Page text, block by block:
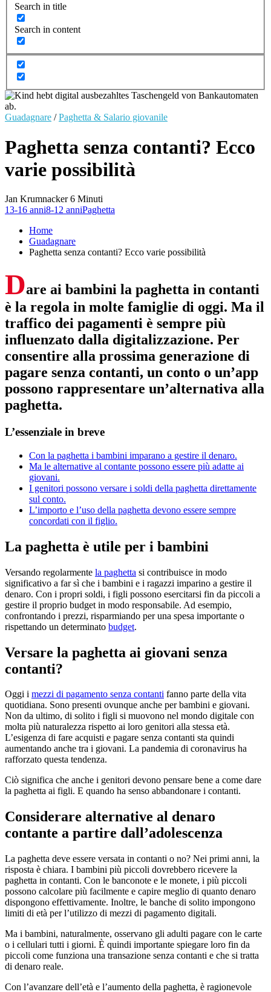
Search in title
Search in content
Guadagnare /Paghetta & Salario giovanile
Paghetta senza contanti? Ecco
varie possibilità
Jan Krumnacker6 Minuti
13-16 anni8-12 anniPaghetta
Home
Guadagnare
Paghetta senza contanti? Ecco varie possibilità
Dare ai bambini la paghetta in contanti
è la regola in molte famiglie di oggi. Ma il
traffico dei pagamenti è sempre più
influenzato dalla digitalizzazione. Per
consentire alla prossima generazione di
pagare senza contanti, un conto o un’app
possono rappresentare un’alternativa alla
paghetta.
L’essenziale in breve
Con la paghetta i bambini imparano a gestire il denaro.
Ma le alternative al contante possono essere più adatte ai
giovani.
I genitori possono versare i soldi della paghetta direttamente
sul conto.
L’importo e l’uso della paghetta devono essere sempre
concordati con il figlio.
La paghetta è utile per i bambini
Versando regolarmente la paghetta si contribuisce in modo
significativo a far sì che i bambini e i ragazzi imparino a gestire il
denaro. Con i propri soldi, i figli possono esercitarsi fin da piccoli a
gestire il proprio budget in modo responsabile. Ad esempio,
confrontando i prezzi, risparmiando per una spesa importante o
rispettando un determinato budget.
Versare la paghetta ai giovani senza
contanti?
Oggi i mezzi di pagamento senza contanti fanno parte della vita
quotidiana. Sono presenti ovunque anche per bambini e giovani.
Non da ultimo, di solito i figli si muovono nel mondo digitale con
molta più naturalezza rispetto ai loro genitori alla stessa età.
L’esigenza di fare acquisti e pagare senza contanti sta quindi
aumentando anche tra i giovani. La pandemia di coronavirus ha
rafforzato questa tendenza.
Ciò significa che anche i genitori devono pensare bene a come dare
la paghetta ai figli. E quando ha senso abbandonare i contanti.
Considerare alternative al denaro
contante a partire dall’adolescenza
La paghetta deve essere versata in contanti o no? Nei primi anni, la
risposta è chiara. I bambini più piccoli dovrebbero ricevere la
paghetta in contanti. Con le banconote e le monete, i più piccoli
possono calcolare più facilmente e capire meglio di quanto denaro
dispongono effettivamente. Inoltre, le banche di solito impongono
limiti di età per l’utilizzo di mezzi di pagamento digitali.
Ma i bambini, naturalmente, osservano gli adulti pagare con le carte
o i cellulari tutti i giorni. È quindi importante spiegare loro fin da
piccoli come funziona una transazione senza contanti e che si tratta
di denaro reale.
Con l’avanzare dell’età e l’aumento della paghetta, è ragionevole